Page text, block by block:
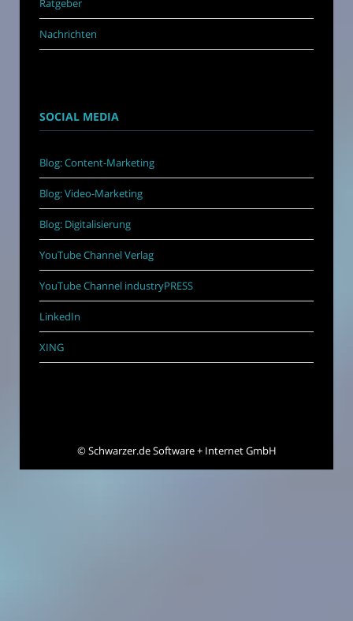
Ratgeber
Nachrichten
SOCIAL MEDIA
Blog: Content-Marketing
Blog: Video-Marketing
Blog: Digitalisierung
YouTube Channel Verlag
YouTube Channel industryPRESS
LinkedIn
XING
©Schwarzer.de Software + Internet GmbH